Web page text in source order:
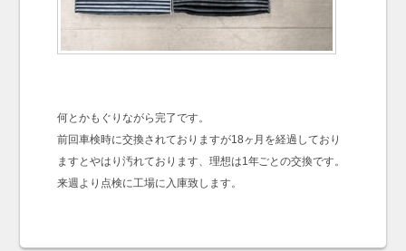
何とかもぐりながら完了です。
前回車検時に交換されておりますが18ヶ月を経過しており
ますとやはり汚れております、理想は1年ごとの交換です。
来週より点検に工場に入庫致します。